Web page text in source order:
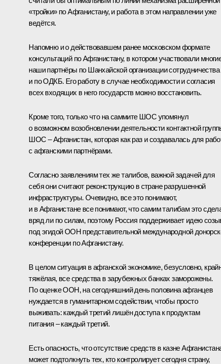
«тройки» по Афганистану, и работа в этом направлении уже
ведётся.
Напомню и о действовавшем ранее московском формате
консультаций по Афганистану, в котором участвовали
наши партнёры по Шанхайской организации сотрудничества
и по ОДКБ. Его работу в случае необходимости и согласия
всех входящих в него государств можно восстановить.
Кроме того, только что на саммите ШОС упомянул
о возможном возобновлении деятельности контактной
ШОС – Афганистан, которая как раз и создавалась для
с афганскими партнёрами.
Согласно заявлениям тех же талибов, важной задачей для
себя они считают реконструкцию в стране разрушенной
инфраструктуры. Очевидно, все это понимают,
и в Афганистане все понимают, что самим талибам это
вряд ли по силам, поэтому Россия поддерживает идею
под эгидой ООН представительной международной
конференции по Афганистану.
В целом ситуация в афганской экономике, безусловно,
тяжёлая, все средства в зарубежных банках заморожены.
По оценке ООН, на сегодняшний день половина афганцев
нуждается в гуманитарном содействии, чтобы просто
выживать: каждый третий лишён доступа к продуктам
питания – каждый третий.
Есть опасность, что отсутствие средств в казне
может подтолкнуть тех, кто контролирует сегодня страну,